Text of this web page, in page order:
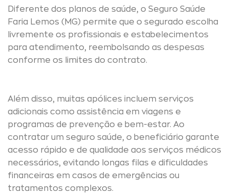
Diferente dos planos de saúde, o Seguro Saúde
Faria Lemos (MG) permite que o segurado escolha
livremente os profissionais e estabelecimentos
para atendimento, reembolsando as despesas
conforme os limites do contrato.
Além disso, muitas apólices incluem serviços
adicionais como assistência em viagens e
programas de prevenção e bem-estar. Ao
contratar um seguro saúde, o beneficiário garante
acesso rápido e de qualidade aos serviços médicos
necessários, evitando longas filas e dificuldades
financeiras em casos de emergências ou
tratamentos complexos.